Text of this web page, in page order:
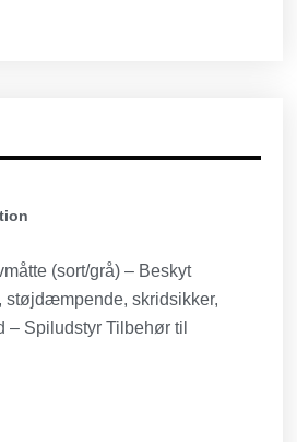
(sort/grå) – Beskyt
støjdæmpende, skridsikker,
– Spiludstyr Tilbehør til